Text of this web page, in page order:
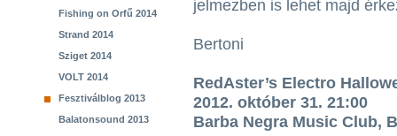
Fishing on Orfű 2014
Strand 2014
Sziget 2014
VOLT 2014
Fesztiválblog 2013
Balatonsound 2013
jelmezben is lehet majd
Bertoni
RedAster’s Electro
2012. október 31. 21:00
Barba Negra Music Club,